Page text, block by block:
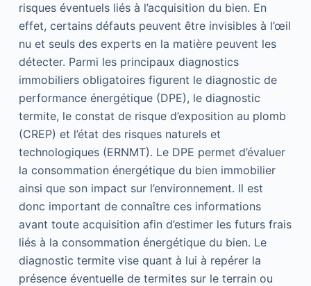
risques éventuels liés à l’acquisition du bien. En
effet, certains défauts peuvent être invisibles à l’œil
nu et seuls des experts en la matière peuvent les
détecter. Parmi les principaux diagnostics
immobiliers obligatoires figurent le diagnostic de
performance énergétique (DPE), le diagnostic
termite, le constat de risque d’exposition au plomb
(CREP) et l’état des risques naturels et
technologiques (ERNMT). Le DPE permet d’évaluer
la consommation énergétique du bien immobilier
ainsi que son impact sur l’environnement. Il est
donc important de connaître ces informations
avant toute acquisition afin d’estimer les futurs frais
liés à la consommation énergétique du bien. Le
diagnostic termite vise quant à lui à repérer la
présence éventuelle de termites sur le terrain ou